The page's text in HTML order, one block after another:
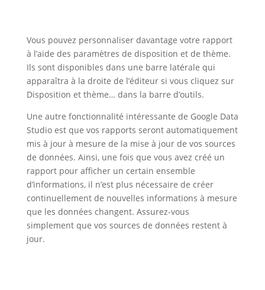
Vous pouvez personnaliser davantage votre rapport
à l’aide des paramètres de disposition et de thème.
Ils sont disponibles dans une barre latérale qui
apparaîtra à la droite de l’éditeur si vous cliquez sur
Disposition et thème… dans la barre d’outils.
Une autre fonctionnalité intéressante de Google Data
Studio est que vos rapports seront automatiquement
mis à jour à mesure de la mise à jour de vos sources
de données. Ainsi, une fois que vous avez créé un
rapport pour afficher un certain ensemble
d’informations, il n’est plus nécessaire de créer
continuellement de nouvelles informations à mesure
que les données changent. Assurez-vous
simplement que vos sources de données restent à
jour.